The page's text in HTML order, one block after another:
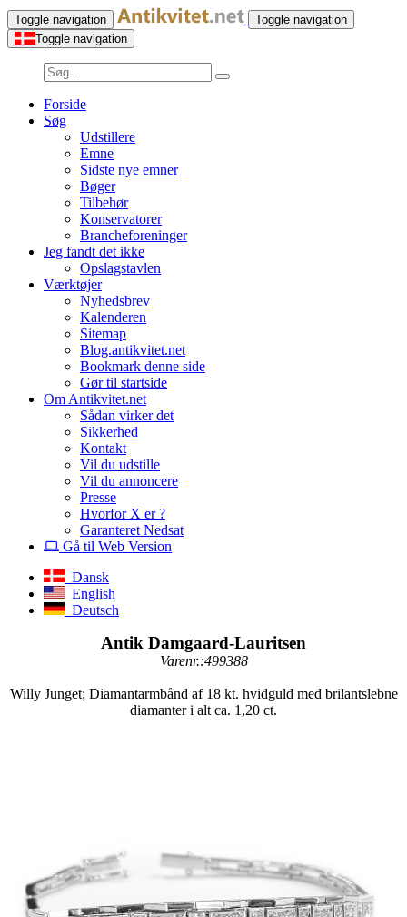
Toggle navigation
Toggle navigation
Toggle navigation
Forside
Søg
Udstillere
Emne
Sidste nye emner
Bøger
Tilbehør
Konservatorer
Brancheforeninger
Jeg fandt det ikke
Opslagstavlen
Værktøjer
Nyhedsbrev
Kalenderen
Sitemap
Blog.antikvitet.net
Bookmark denne side
Gør til startside
Om Antikvitet.net
Sådan virker det
Sikkerhed
Kontakt
Vil du udstille
Vil du annoncere
Presse
Hvorfor X er ?
Garanteret Nedsat
Gå til Web Version
Dansk
English
Deutsch
Antik Damgaard-Lauritsen
Varenr.:499388
Willy Junget; Diamantarmbånd af 18 kt. hvidguld med brilantslebne
diamanter i alt ca. 1,20 ct.